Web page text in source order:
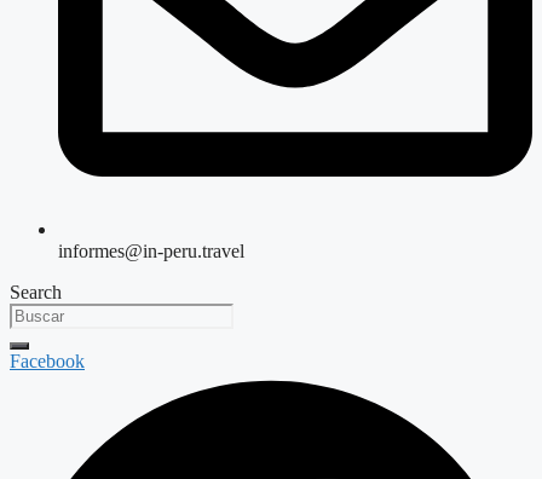
informes@in-peru.travel
Search
Facebook